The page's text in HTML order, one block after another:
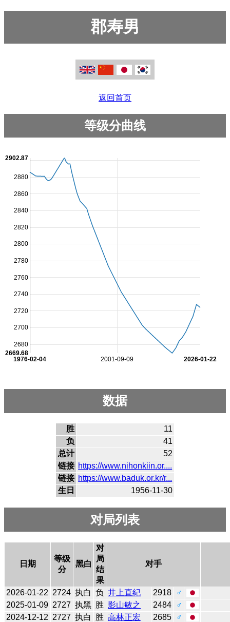
郡寿男
返回首页
等级分曲线
2001-09-09
1976-02-04 2026-01-22
2680
2700
2720
2740
2760
2780
2800
2820
2840
2860
2880
2669.68
2902.87
数据
胜
11
负
41
总计
52
链接 https://www.nihonkiin.or....
链接 https://www.baduk.or.kr/r...
生日
1956-11-30
对局列表
日期
等级
分
黑白
对
局
结
果
对手
2026-01-22 2724 执白 负 井上直紀 2918
♂
2025-01-09 2727 执黑 胜 影山敏之 2484
♂
2024-12-12 2727 执白 胜 高林正宏 2685
♂